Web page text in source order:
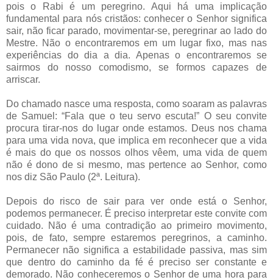
pois o Rabi é um peregrino. Aqui há uma implicação
fundamental para nós cristãos: conhecer o Senhor significa
sair, não ficar parado, movimentar-se, peregrinar ao lado do
Mestre. Não o encontraremos em um lugar fixo, mas nas
experiências do dia a dia. Apenas o encontraremos se
sairmos do nosso comodismo, se formos capazes de
arriscar.
Do chamado nasce uma resposta, como soaram as palavras
de Samuel: “Fala que o teu servo escuta!” O seu convite
procura tirar-nos do lugar onde estamos. Deus nos chama
para uma vida nova, que implica em reconhecer que a vida
é mais do que os nossos olhos vêem, uma vida de quem
não é dono de si mesmo, mas pertence ao Senhor, como
nos diz São Paulo (2ª. Leitura).
Depois do risco de sair para ver onde está o Senhor,
podemos permanecer. É preciso interpretar este convite com
cuidado. Não é uma contradição ao primeiro movimento,
pois, de fato, sempre estaremos peregrinos, a caminho.
Permanecer não significa a estabilidade passiva, mas sim
que dentro do caminho da fé é preciso ser constante e
demorado. Não conheceremos o Senhor de uma hora para